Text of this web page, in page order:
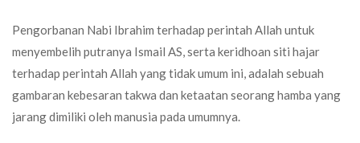
Pengorbanan Nabi Ibrahim terhadap perintah Allah untuk
menyembelih putranya Ismail AS, serta keridhoan siti hajar
terhadap perintah Allah yang tidak umum ini, adalah sebuah
gambaran kebesaran takwa dan ketaatan seorang hamba yang
jarang dimiliki oleh manusia pada umumnya.